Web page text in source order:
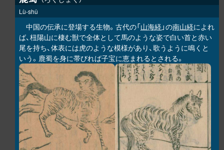
Lù-shǔ
中国の伝承に登場する生物。古代の「山海経 」の南山経によれ
ば、杻陽山に棲む獣で全体として馬のような姿で白い首と赤い
尾を持ち、体表には虎のような模様があり、歌うように鳴くと
いう。鹿蜀を身に帯びれば子宝に恵まれるとされる。